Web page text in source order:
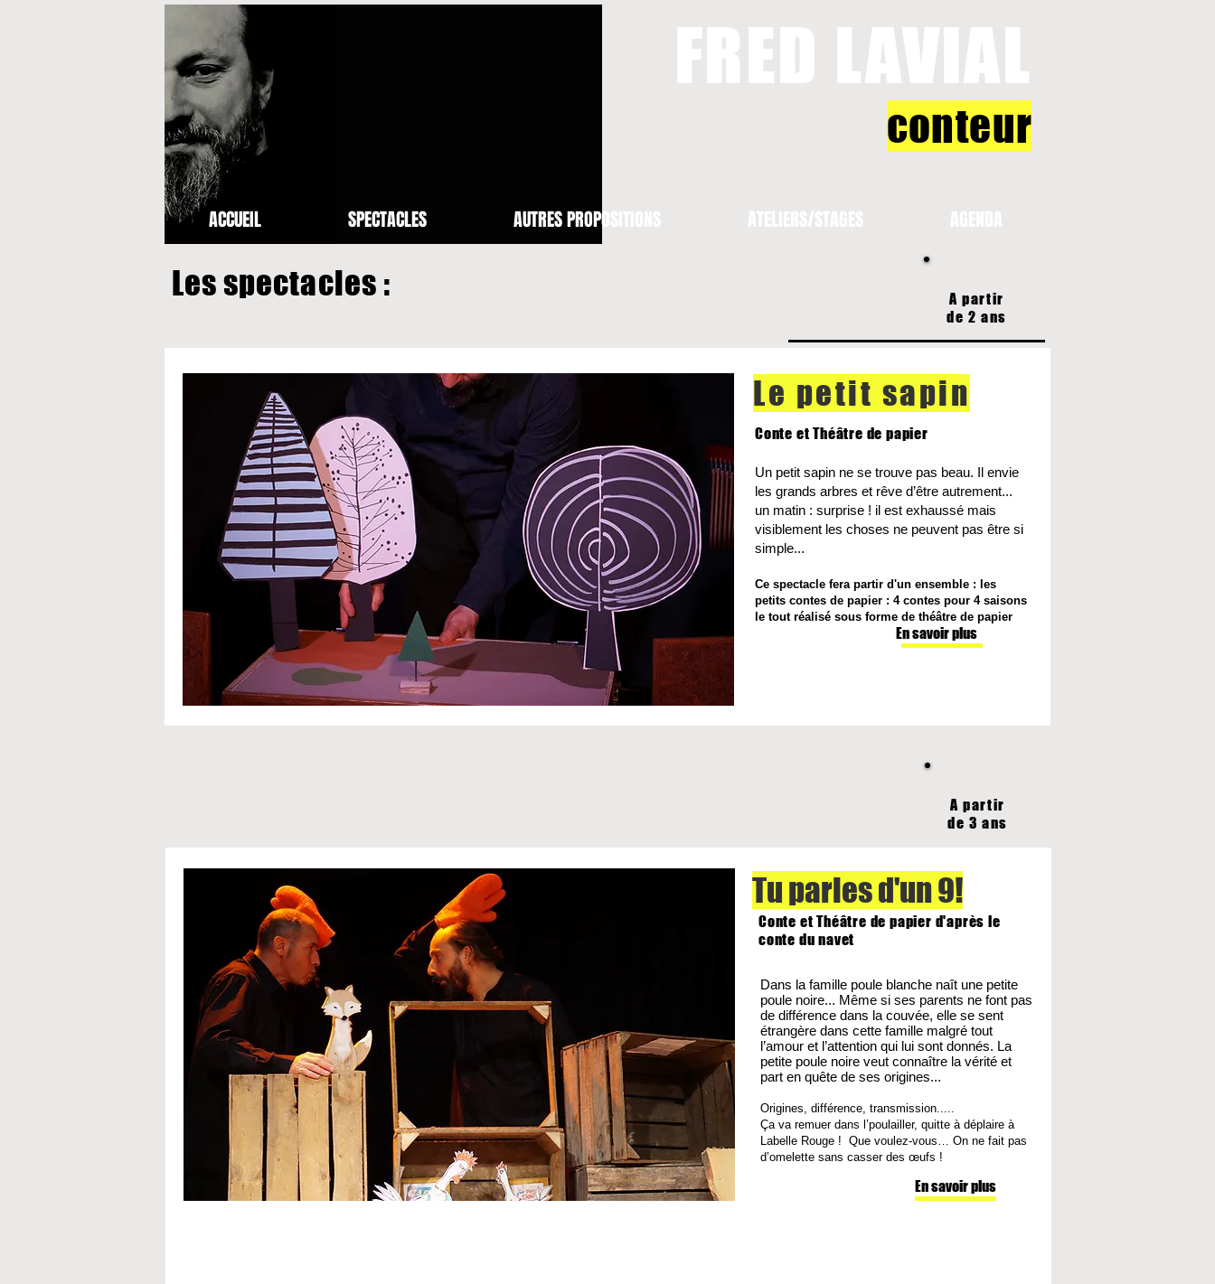
conteur
ACCUEIL SPECTACLES AUTRES PROPOSITIONS
Les spectacles :
Le petit sapin
Conte et Théâtre de papier
Un petit sapin ne se trouve pas beau. Il envie
les grands arbres et rêve d’être autrement...
un matin : surprise ! il est exhaussé mais
visiblement les choses ne peuvent pas être si
simple...
Ce spectacle fera partir d'un ensemble : les
petits contes de papier : 4 contes pour 4 saisons
le tout réalisé sous forme de théâtre de papier
En savoir plus
A partir
de 2 ans
Tu parles d'un 9!
Conte et Théâtre de papier d'après le
conte du navet
Dans la famille poule blanche naît une petite
poule noire... Même si ses parents ne font pas
de différence dans la couvée, elle se sent
étrangère dans cette famille malgré tout
l’amour et l’attention qui lui sont donnés. La
petite poule noire veut connaître la vérité et
part en quête de ses origines...
Origines, différence, transmission.....
Ça va remuer dans l’poulailler, quitte à déplaire à
Labelle Rouge ! Que voulez-vous… On ne fait pas
d’omelette sans casser des œufs !
En savoir plus
A partir
de 3 ans